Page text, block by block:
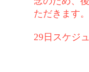
ただきます。
29日スケジ